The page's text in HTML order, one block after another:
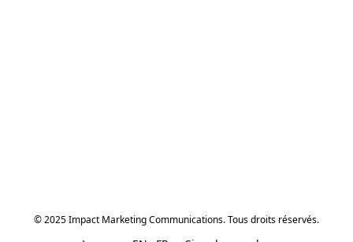
© 2025 Impact Marketing Communications. Tous droits réservés.